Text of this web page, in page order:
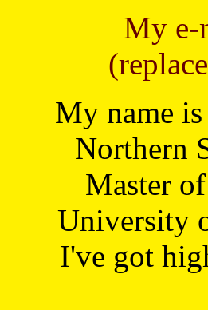
My e-
My name
Northern
Master
University
I've got